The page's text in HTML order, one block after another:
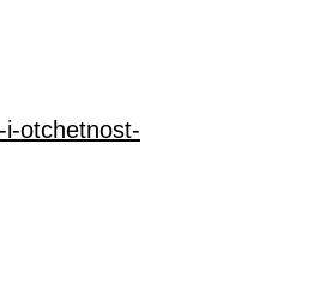
i-otchetnost-